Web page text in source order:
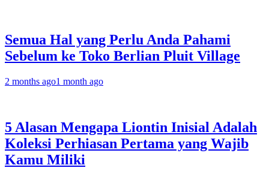
Semua Hal yang Perlu Anda Pahami
Sebelum ke Toko Berlian Pluit Village
2 months ago1 month ago
5 Alasan Mengapa Liontin Inisial Adalah
Koleksi Perhiasan Pertama yang Wajib
Kamu Miliki